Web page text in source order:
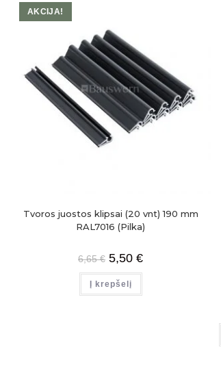
AKCIJA!
Tvoros juostos klipsai (20 vnt) 190 mm
RAL7016 (Pilka)
6,65€ 5,50 €
Į krepšelį